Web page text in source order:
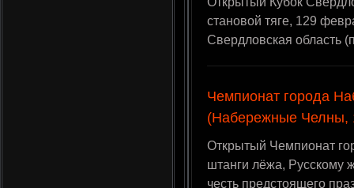
становой тяге, 129
Свердловская область
Чемпионат города
(Набережные Челны,
Открытый Чемпионат
штанги лёжа, Русскому
честь предстоящего